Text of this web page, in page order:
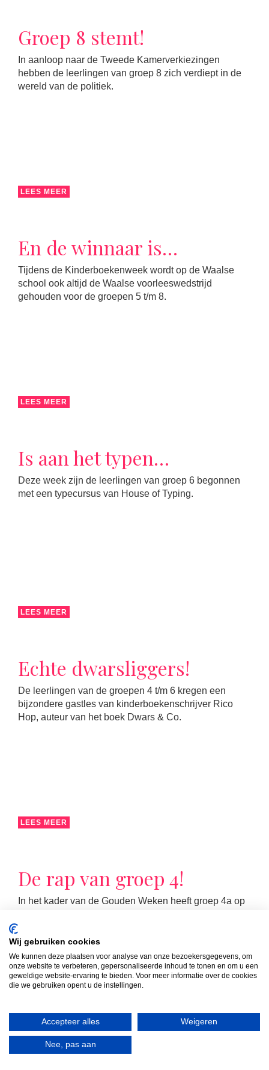
Groep 8 stemt!
In aanloop naar de Tweede Kamerverkiezingen
hebben de leerlingen van groep 8 zich verdiept in de
wereld van de politiek.
LEES MEER
En de winnaar is…
Tijdens de Kinderboekenweek wordt op de Waalse
school ook altijd de Waalse voorleeswedstrijd
gehouden voor de groepen 5 t/m 8.
LEES MEER
Is aan het typen…
Deze week zijn de leerlingen van groep 6 begonnen
met een typecursus van House of Typing.
LEES MEER
Echte dwarsliggers!
De leerlingen van de groepen 4 t/m 6 kregen een
bijzondere gastles van kinderboekenschrijver Rico
Hop, auteur van het boek Dwars & Co.
LEES MEER
De rap van groep 4!
In het kader van de Gouden Weken heeft groep 4a op
LEES MEER
Wij gebruiken cookies
We kunnen deze plaatsen voor analyse van onze bezoekersgegevens, om
onze website te verbeteren, gepersonaliseerde inhoud te tonen en om u een
geweldige website-ervaring te bieden. Voor meer informatie over de cookies
die we gebruiken opent u de instellingen.
Accepteer alles Weigeren
Nee, pas aan